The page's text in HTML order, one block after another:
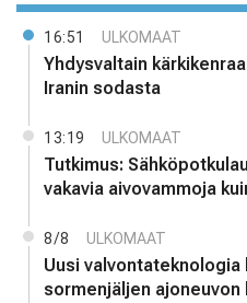
16:51 ULKOMAAT
Yhdysvaltain
Iranin sodasta
13:19 ULKOMAAT
Tutkimus:
vakavia aivovammoja
8/8 ULKOMAAT
Uusi
sormenjäljen